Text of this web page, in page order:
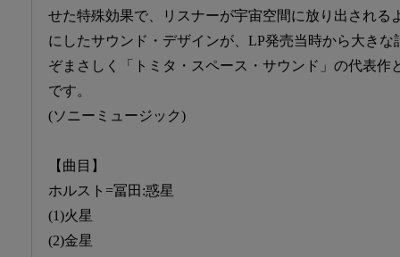
せた特殊効果で、リスナーが宇宙空間に放り出される
にしたサウンド・デザインが、LP発売当時から大き
ぞまさしく「トミタ・スペース・サウンド」の代表作
です。
(ソニーミュージック)
【曲目】
ホルスト=冨田:惑星
(1)火星
(2)金星